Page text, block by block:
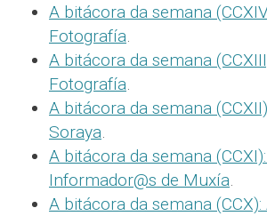
A bitácora da semana
Fotografía.
A bitácora da semana
Fotografía.
A bitácora da semana
Soraya.
A bitácora da semana
Informador@s de Muxía.
A bitácora da semana (CCX):